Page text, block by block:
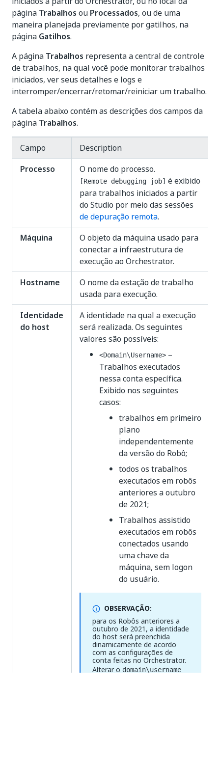
página Trabalhos ou Processados, ou de uma
maneira planejada previamente por gatilhos, na
página Gatilhos.
A página Trabalhos representa a central de controle
de trabalhos, na qual você pode monitorar trabalhos
iniciados, ver seus detalhes e logs e
interromper/encerrar/retomar/reiniciar um trabalho.
A tabela abaixo contém as descrições dos campos da
página Trabalhos.
Campo
Description
Processo
O nome do processo.
[Remote debugging job] é exibido
para trabalhos iniciados a partir
do Studio por meio das sessões
de depuração remota.
Máquina
O objeto da máquina usado para
conectar a infraestrutura de
execução ao Orchestrator.
Hostname
O nome da estação de trabalho
usada para execução.
Identidade
do host
A identidade na qual a execução
será realizada. Os seguintes
valores são possíveis:
<Domain\Username> –
Trabalhos executados
nessa conta específica.
Exibido nos seguintes
casos:
trabalhos em primeiro
plano
independentemente
da versão do Robô;
todos os trabalhos
executados em robôs
anteriores a outubro
de 2021;
Trabalhos assistido
executados em robôs
conectados usando
uma chave da
máquina, sem logon
do usuário.
OBSERVAÇÃO:
para os Robôs anteriores a
outubro de 2021, a identidade
do host será preenchida
dinamicamente de acordo
com as configurações de
conta feitas no Orchestrator.
Alterar o domain\username